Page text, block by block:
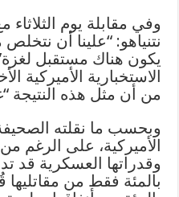
وفي مقابلة يوم
نتنياهو: “علينا أن
يكون هناك مستقبل
الاستخبارية الأميركية
من أن مثل هذه النتيجة
وبحسب ما نقلته
الأميركية، على الرغم